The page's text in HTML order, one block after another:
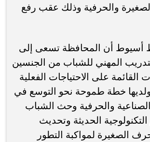
والحرفية وذلك عقب رفع
أسيوط أن المحافظة تسعى إلى
المهني للشباب من الجنسين
القائمة على الاحتياجات الفعلية
خطة طموحة نحو التوسع في
والحرفية وحث الشباب
الحديثة وتحديث
الصغيرة لمواكبة التطور